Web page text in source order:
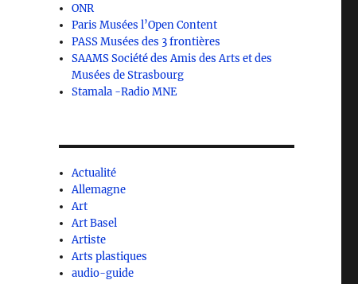
ONR
Paris Musées l’Open Content
PASS Musées des 3 frontières
SAAMS Société des Amis des Arts et des
Musées de Strasbourg
Stamala -Radio MNE
Actualité
Allemagne
Art
Art Basel
Artiste
Arts plastiques
audio-guide